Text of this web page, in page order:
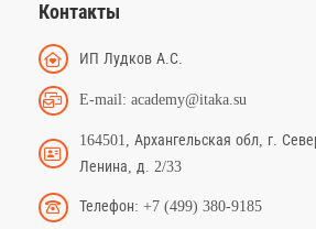
Контакты
ИП Лудков А.С.
E-mail: academy@itaka.su
164501, Архангельская обл, г.
Ленина, д. 2/33
Телефон: +7 (499) 380-9185